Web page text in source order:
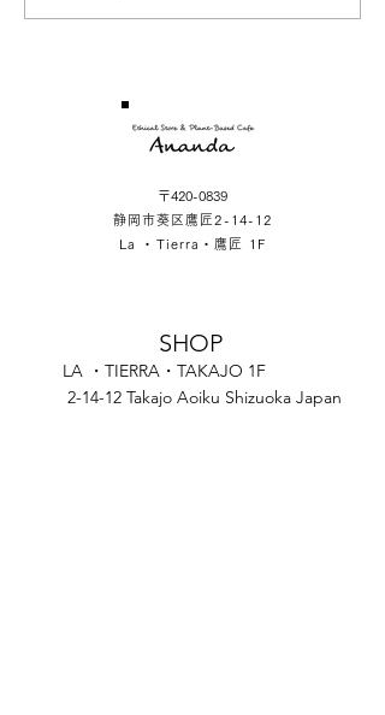
〒420-0839
静岡市葵区鷹匠2-14-12
La ・Tierra・鷹匠 1F
SHOP
LA ・TIERRA・TAKAJO 1F
2-14-12 Takajo Aoiku Shizuoka Japan